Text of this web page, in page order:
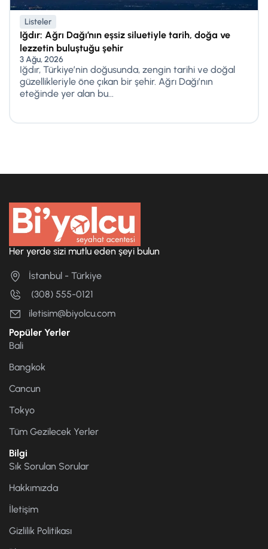
Listeler
Iğdır: Ağrı Dağı’nın eşsiz siluetiyle tarih, doğa ve
lezzetin buluştuğu şehir
3 Ağu, 2026
Iğdır, Türkiye’nin doğusunda, zengin tarihi ve doğal
güzellikleriyle öne çıkan bir şehir. Ağrı Dağı’nın
eteğinde yer alan bu...
Her yerde sizi mutlu eden şeyi bulun
İstanbul - Türkiye
(308) 555-0121
iletisim@biyolcu.com
Popüler Yerler
Bali
Bangkok
Cancun
Tokyo
Tüm Gezilecek Yerler
Bilgi
Sık Sorulan Sorular
Hakkımızda
İletişim
Gizlilik Politikası